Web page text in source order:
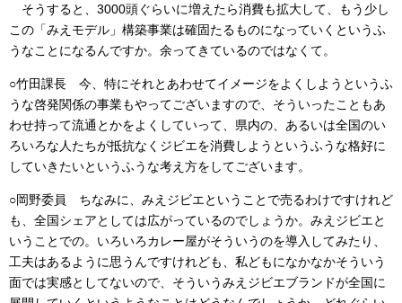
そうすると、3000頭ぐらいに増えたら消費も拡大して、もう少し
この「みえモデル」構築事業は確固たるものになっていくというふ
うなことになるんですか。余ってきているのではなくて。
○竹田課長 今、特にそれとあわせてイメージをよくしようというふ
うな啓発関係の事業もやってございますので、そういったこともあ
わせ持って流通とかをよくしていって、県内の、あるいは全国のい
ろいろな人たちが抵抗なくジビエを消費しようというふうな格好に
していきたいというふうな考え方をしてございます。
○岡野委員 ちなみに、みえジビエということで売るわけですけれど
も、全国シェアとしては広がっているのでしょうか。みえジビエと
いうことでの。いろいろカレー屋がそういうのを導入してみたり、
工夫はあるように思うんですけれども、私どもになかなかそういう
面では実感としてないので、そういうみえジビエブランドが全国に